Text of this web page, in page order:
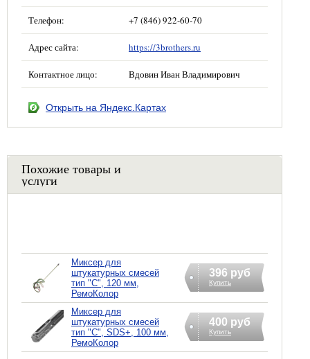
Телефон: +7 (846) 922-60-70
Адрес сайта: https://3brothers.ru
Контактное лицо: Вдовин Иван Владимирович
Открыть на Яндекс.Картах
Похожие товары и
услуги
Миксер для
штукатурных смесей
тип "С", 120 мм,
РемоКолор
396 руб
Купить
Миксер для
штукатурных смесей
тип "С", SDS+, 100 мм,
РемоКолор
400 руб
Купить